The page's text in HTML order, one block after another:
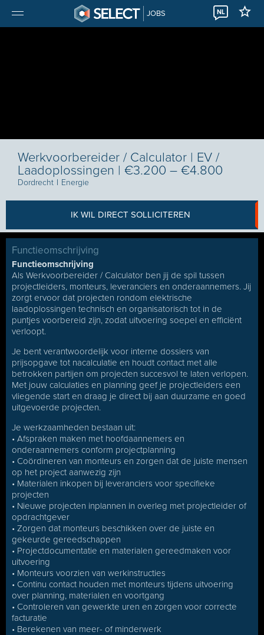
JOBS NL
Werkvoorbereider / Calculator | EV /
Laadoplossingen | €3.200 – €4.800
Dordrecht I Energie
IK WIL DIRECT SOLLICITEREN
Functieomschrijving
Functieomschrijving
Als Werkvoorbereider / Calculator ben jij de spil tussen
projectleiders, monteurs, leveranciers en onderaannemers. Jij
zorgt ervoor dat projecten rondom elektrische
laadoplossingen technisch en organisatorisch tot in de
puntjes voorbereid zijn, zodat uitvoering soepel en efficiënt
verloopt.
Je bent verantwoordelijk voor interne dossiers van
prijsopgave tot nacalculatie en houdt contact met alle
betrokken partijen om projecten succesvol te laten verlopen.
Met jouw calculaties en planning geef je projectleiders een
vliegende start en draag je direct bij aan duurzame en goed
uitgevoerde projecten.
Je werkzaamheden bestaan uit:
• Afspraken maken met hoofdaannemers en
onderaannemers conform projectplanning
• Coördineren van monteurs en zorgen dat de juiste mensen
op het project aanwezig zijn
• Materialen inkopen bij leveranciers voor specifieke
projecten
• Nieuwe projecten inplannen in overleg met projectleider of
opdrachtgever
• Zorgen dat monteurs beschikken over de juiste en
gekeurde gereedschappen
• Projectdocumentatie en materialen gereedmaken voor
uitvoering
• Monteurs voorzien van werkinstructies
• Continu contact houden met monteurs tijdens uitvoering
over planning, materialen en voortgang
• Controleren van gewerkte uren en zorgen voor correcte
facturatie
• Berekenen van meer- of minderwerk